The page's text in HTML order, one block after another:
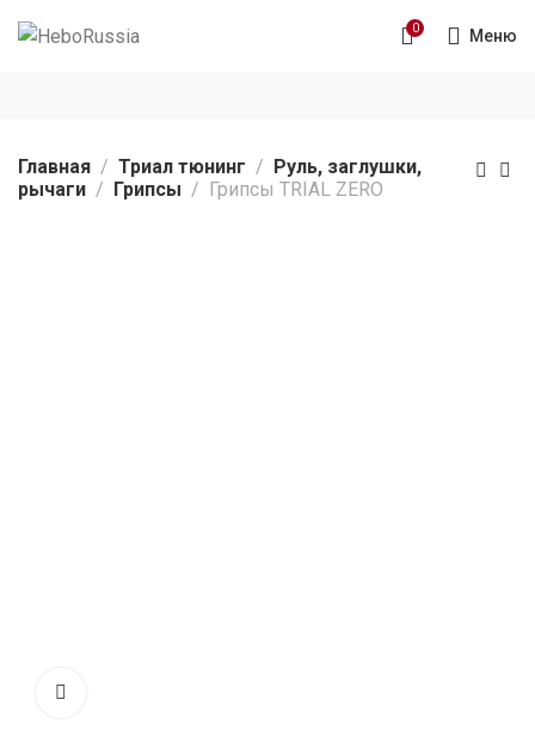
0 Меню
Главная Триал тюнинг
Руль, заглушки,
рычаги
Грипсы Грипсы TRIAL ZERO